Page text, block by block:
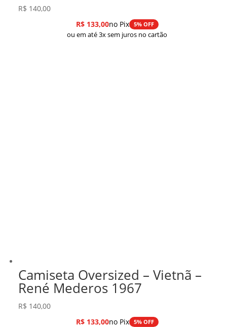
R$ 140,00
R$133,00no Pix 5% OFF
ou em até 3x sem juros no cartão
Camiseta Oversized – Vietnã –
René Mederos 1967
R$ 140,00
R$133,00no Pix 5% OFF